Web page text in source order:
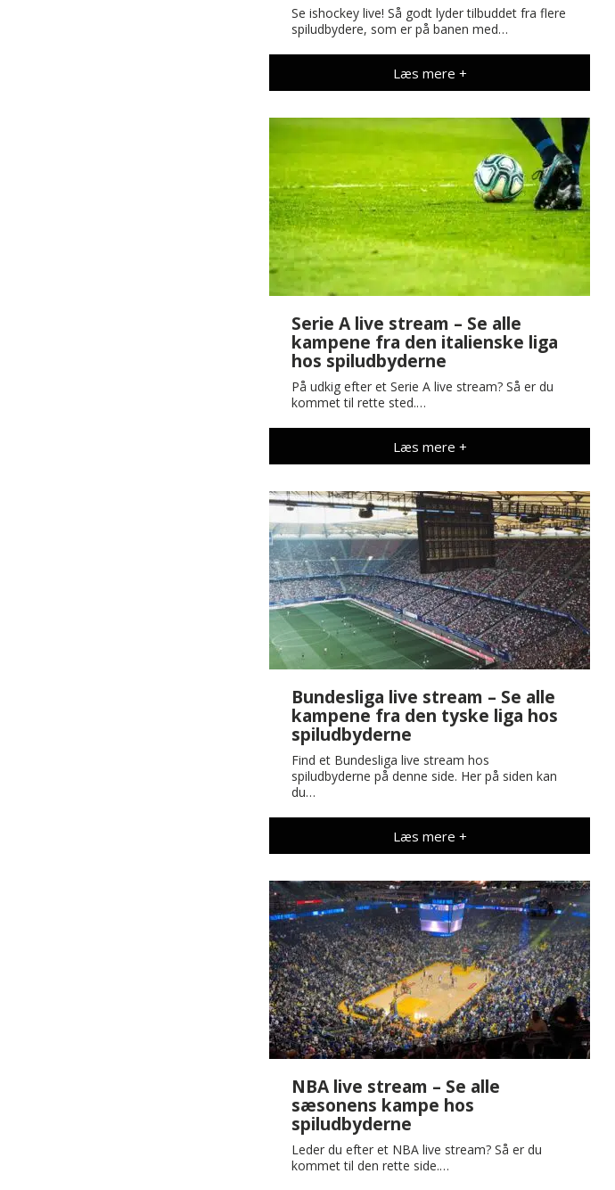
Se ishockey live! Så godt lyder tilbuddet fra flere
spiludbydere, som er på banen med…
Læs mere +
Serie A live stream – Se alle
kampene fra den italienske liga
hos spiludbyderne
På udkig efter et Serie A live stream? Så er du
kommet til rette sted.…
Læs mere +
Bundesliga live stream – Se alle
kampene fra den tyske liga hos
spiludbyderne
Find et Bundesliga live stream hos
spiludbyderne på denne side. Her på siden kan
du…
Læs mere +
NBA live stream – Se alle
sæsonens kampe hos
spiludbyderne
Leder du efter et NBA live stream? Så er du
kommet til den rette side.…